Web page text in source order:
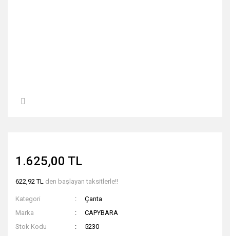
1.625,00 TL
622,92 TL den başlayan taksitlerle!!
Kategori
Çanta
Marka
CAPYBARA
Stok Kodu
5230